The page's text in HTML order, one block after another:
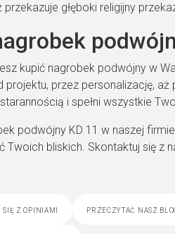
przekazuje głęboki religijny
kupić nagrobek podwójny w
projektu, przez personalizację,
i spełni wszystkie
podwójny KD 11 w naszej
Twoich bliskich. Skontaktuj się
z opiniami przeczytać nasz